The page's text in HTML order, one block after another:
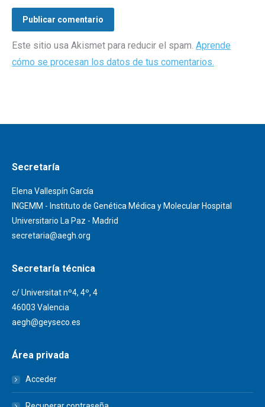
Publicar comentario
Este sitio usa Akismet para reducir el spam. Aprende
cómo se procesan los datos de tus comentarios.
Secretaría
Elena Vallespín García
INGEMM - Instituto de Genética Médica y Molecular Hospital
Universitario La Paz - Madrid
secretaria@aegh.org
Secretaría técnica
c/ Universitat nº4, 4º, 4
46003 Valencia
aegh@geyseco.es
Área privada
Acceder